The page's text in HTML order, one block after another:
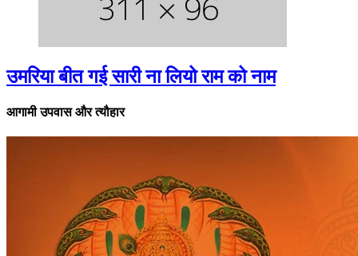
उमरिया बीत गई सारी ना लियो राम को नाम
आगामी उपवास और त्यौहार